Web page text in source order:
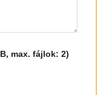
max. fájlok: 2)